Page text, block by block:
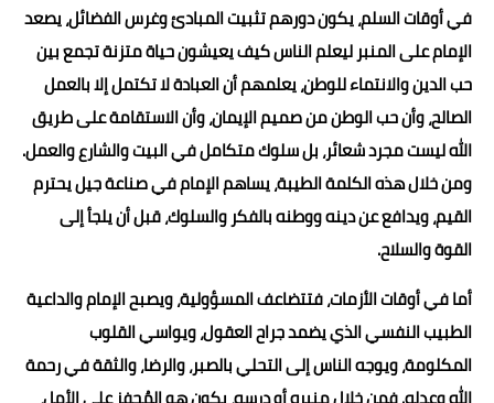
في أوقات السلم، يكون دورهم تثبيت المبادئ وغرس الفضائل، يصعد
الإمام على المنبر ليعلم الناس كيف يعيشون حياة متزنة تجمع بين
حب الدين والانتماء للوطن، يعلمهم أن العبادة لا تكتمل إلا بالعمل
الصالح، وأن حب الوطن من صميم الإيمان، وأن الاستقامة على طريق
الله ليست مجرد شعائر، بل سلوك متكامل في البيت والشارع والعمل.
ومن خلال هذه الكلمة الطيبة، يساهم الإمام في صناعة جيل يحترم
القيم، ويدافع عن دينه ووطنه بالفكر والسلوك، قبل أن يلجأ إلى
القوة والسلاح.
أما في أوقات الأزمات، فتتضاعف المسؤولية، ويصبح الإمام والداعية
الطبيب النفسي الذي يضمد جراح العقول، ويواسي القلوب
المكلومة، ويوجه الناس إلى التحلي بالصبر، والرضا، والثقة في رحمة